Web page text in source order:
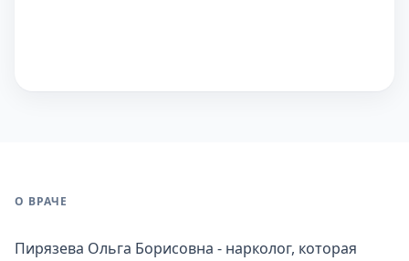
О ВРАЧЕ
Пирязева Ольга Борисовна - нарколог, которая